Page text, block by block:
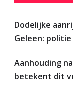
Dodelijke
Geleen:
Aanhouding
betekent dit